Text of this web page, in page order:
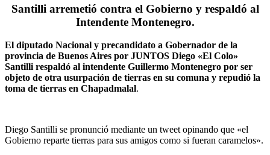
Santilli arremetió contra el Gobierno y respaldó al
Intendente Montenegro.
El diputado Nacional y precandidato a Gobernador de la
provincia de Buenos Aires por JUNTOS Diego «El Colo»
Santilli respaldó al intendente Guillermo Montenegro por ser
objeto de otra usurpación de tierras en su comuna y repudió la
toma de tierras en Chapadmalal.
Diego Santilli se pronunció mediante un tweet opinando que «el
Gobierno reparte tierras para sus amigos como si fueran caramelos».